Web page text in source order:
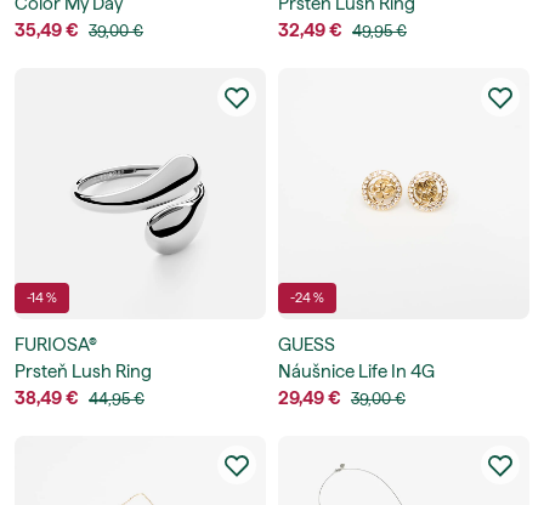
35,49 € 39,00 €
32,49 € 49,95 €
-14 %
FURIOSA®
Prsteň Lush Ring
38,49 € 44,95 €
-24 %
GUESS
Náušnice Life In 4G
29,49 € 39,00 €